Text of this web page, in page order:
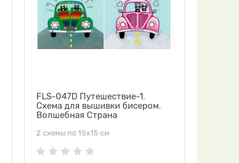
FLS-047D Путешествие-1.
Схема для вышивки бисером.
Волшебная Страна
2 схемы по 15х15 см